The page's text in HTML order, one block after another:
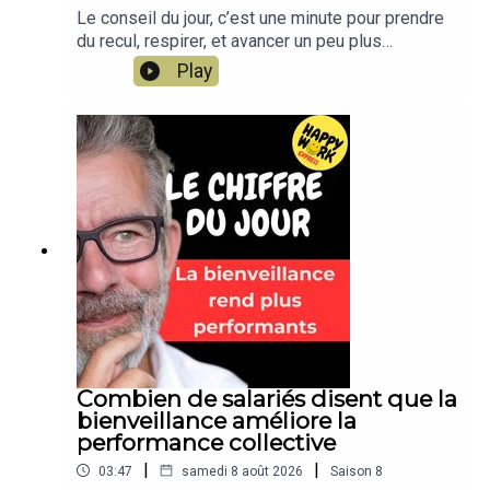
Le conseil du jour, c’est une minute pour prendre
du recul, respirer, et avancer un peu plus
sereinement dans votre travail. Un conseil simple,
concret, applicable dès aujourd’hui. Un format
court de Happy Work, par Gaël Chatelain-
Berry.NOUVEAU : retrouvez moi sur WhatsApp sur
la chaîne Happy Work... pas de spam, c'est gratuit
et il n'y a que du feelgood !!! :
https://whatsapp.com/channel/0029VbBSSbM6B
IEm0yskHH2gEt pour retrouver tous mes
contenus, tests, articles, vidéos :
www.gchatelain.com
Play
Combien de salariés disent que la
bienveillance améliore la
performance collective
03:47 | samedi 8 août 2026 | Saison 8